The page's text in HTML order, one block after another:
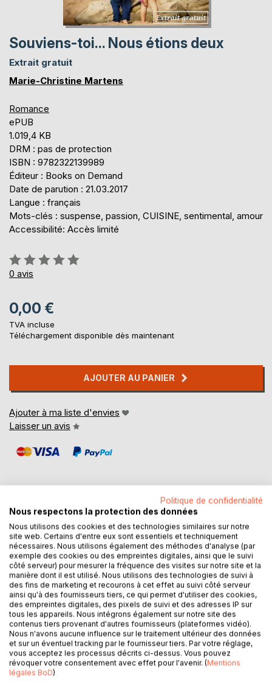
Souviens-toi... Nous étions deux
Extrait gratuit
Marie-Christine Martens
Romance
ePUB
1.019,4 KB
DRM : pas de protection
ISBN : 9782322139989
Éditeur : Books on Demand
Date de parution : 21.03.2017
Langue : français
Mots-clés : suspense, passion, CUISINE, sentimental, amour
Accessibilité: Accès limité
Évaluation:
0%
0 avis
0,00 €
TVA incluse
Téléchargement disponible dès maintenant
AJOUTER AU PANIER
Ajouter à ma liste d'envies
Laisser un avis
DESCRIPTION
Pour Célia et son amie Jade, le Ry de Flandre est plus
qu'une simple entreprise ; ce restaurant, c'est leur bébé.
Personne, et surtout pas ces rapaces de chez Morville et
Bern ne pourront les en déposséder quels que soient les
problèmes auxquels elles doivent faire face.
Malgré sa mauvaise réputation, Léo Morville ne paraît
pourtant pas être un si mauvais bougre. Un homme capable
de faire preuve de tant de tendresse envers un animal ne
peut pas avoir un fond méchant. En plus de cela, il n'est
pas du tout vilain à regarder. Au contraire !
Politique de confidentialité
Nous respectons la protection des données
Nous utilisons des cookies et des technologies similaires sur notre
site web. Certains d'entre eux sont essentiels et techniquement
nécessaires. Nous utilisons également des méthodes d'analyse (par
exemple des cookies ou des empreintes digitales, ainsi que le suivi
côté serveur) pour mesurer la fréquence des visites sur notre site et la
manière dont il est utilisé. Nous utilisons des technologies de suivi à
des fins de marketing et recourons à cet effet au suivi côté serveur
ainsi qu'à des fournisseurs tiers, ce qui permet d'utiliser des cookies,
des empreintes digitales, des pixels de suivi et des adresses IP sur
tous les appareils. Nous intégrons également sur notre site des
contenus tiers provenant d'autres fournisseurs (plateformes vidéo).
Nous n'avons aucune influence sur le traitement ultérieur des données
et sur un éventuel tracking par le fournisseur tiers. Par votre réglage,
vous acceptez les processus décrits ci-dessus. Vous pouvez
révoquer votre consentement avec effet pour l'avenir. (Mentions
légales BoD)